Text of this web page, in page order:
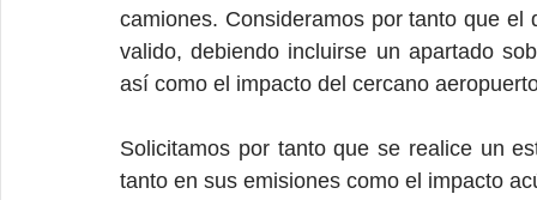
camiones. Consideramos por tanto que
valido, debiendo incluirse un apartado
así como el impacto del cercano
Solicitamos por tanto que se realice un
tanto en sus emisiones como el impacto